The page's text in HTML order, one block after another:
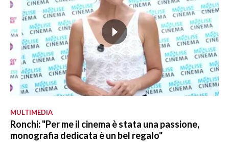
MULTIMEDIA
Ronchi: "Per me il cinema è stata una passione,
monografia dedicata è un bel regalo"